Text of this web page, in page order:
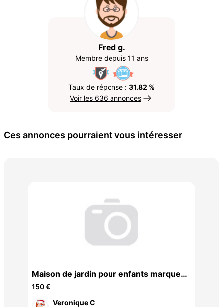
Fred g.
Membre depuis 11 ans
Taux de réponse : 31.82 %
Voir les 636 annonces
Ces annonces pourraient vous intéresser
Maison de jardin pour enfants marque
SMOBY
150 €
Veronique C